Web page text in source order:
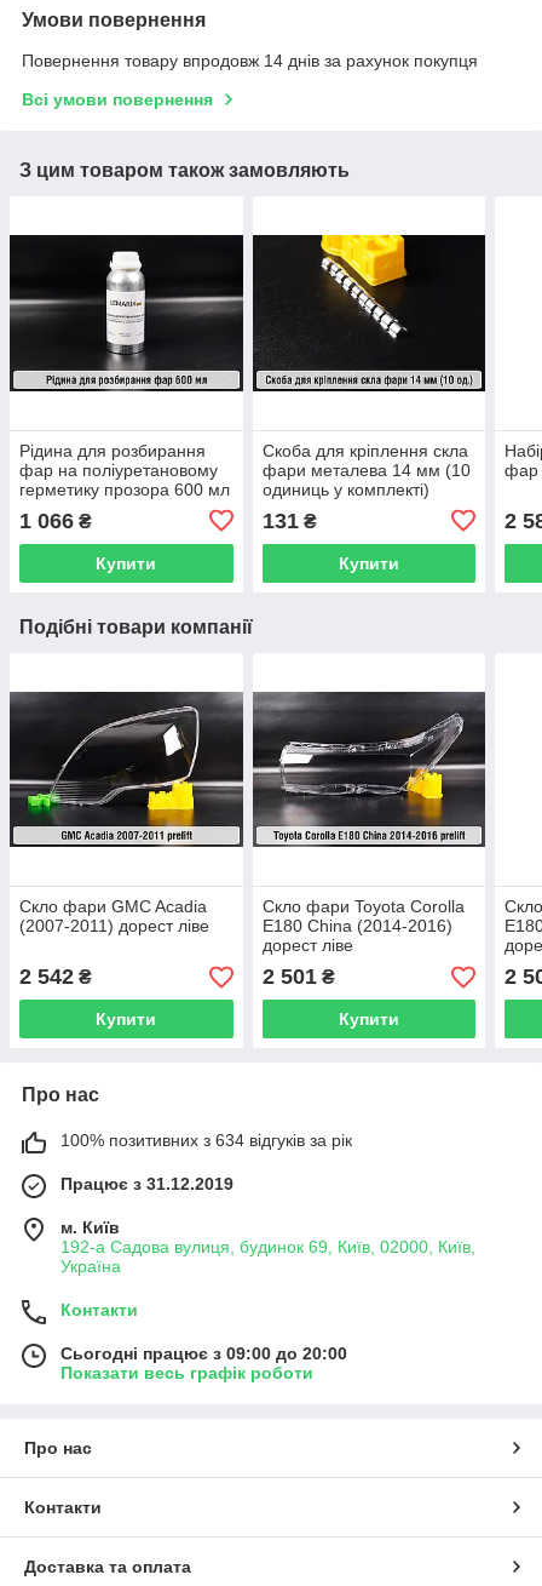
Умови повернення
Повернення товару впродовж 14 днів за рахунок покупця
Всі умови повернення
З цим товаром також замовляють
Рідина для розбирання
фар на поліуретановому
герметику прозора 600 мл
1 066 ₴
Купити
Скоба для кріплення скла
фари металева 14 мм (10
одиниць у комплекті)
131₴
Купити
фар
2
Подібні товари компанії
Скло фари GMC Acadia
(2007-2011) дорест ліве
2 542 ₴
Купити
Скло фари Toyota Corolla
E180 China (2014-2016)
дорест ліве
2 501₴
Купити
2
Про нас
100% позитивних з 634 відгуків за рік
Працює з 31.12.2019
м. Київ
192-а Садова вулиця, будинок 69, Київ, 02000, Київ,
Україна
Контакти
Сьогодні працює з 09:00 до 20:00
Показати весь графік роботи
Про нас
Контакти
Доставка та оплата